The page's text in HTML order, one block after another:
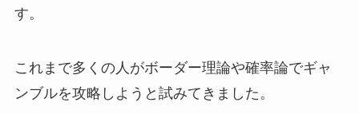
す。
これまで多くの人がボーダー理論や確率論でギャ
ンブルを攻略しようと試みてきました。